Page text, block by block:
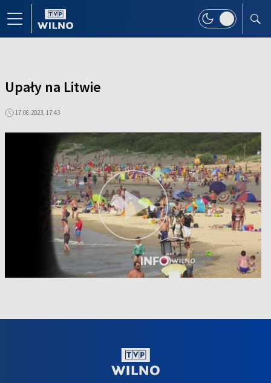
Upały na Litwie
17.08.2023, 17:43